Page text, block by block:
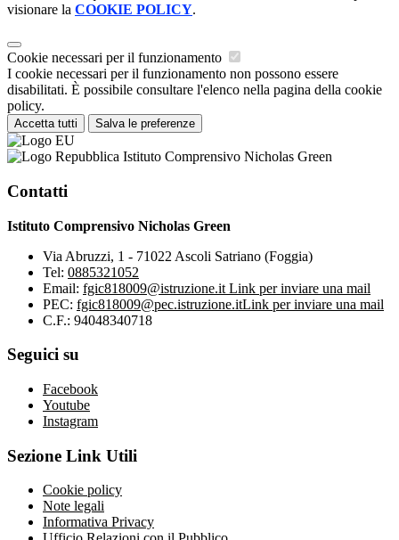
visionare la COOKIE POLICY.
Cookie necessari per il funzionamento
I cookie necessari per il funzionamento non possono essere
disabilitati. È possibile consultare l'elenco nella pagina della cookie
policy.
Accetta tutti Salva le preferenze
Istituto Comprensivo Nicholas Green
Contatti
Istituto Comprensivo Nicholas Green
Via Abruzzi, 1 - 71022 Ascoli Satriano (Foggia)
Tel: 0885321052
Email: fgic818009@istruzione.it Link per inviare una mail
PEC: fgic818009@pec.istruzione.itLink per inviare una mail
C.F.: 94048340718
Seguici su
Facebook
Youtube
Instagram
Sezione Link Utili
Cookie policy
Note legali
Informativa Privacy